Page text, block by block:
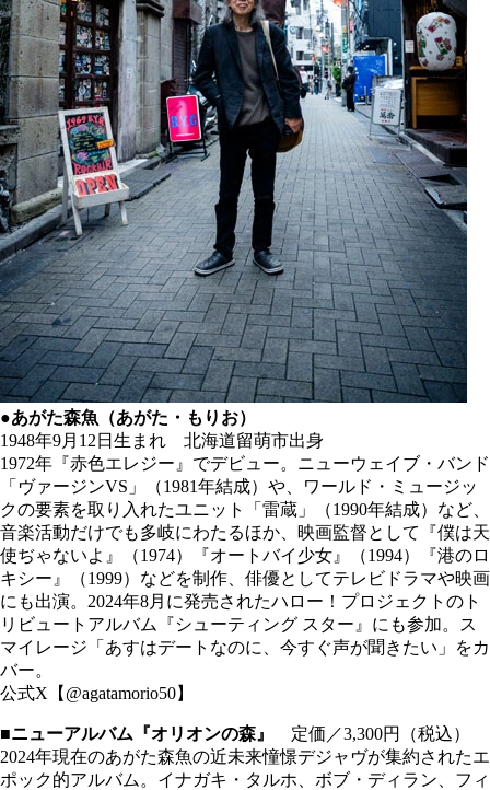
●あがた森魚（あがた・もりお）
1948年9月12日生まれ 北海道留萌市出身
1972年『赤色エレジー』でデビュー。ニューウェイブ・バンド
「ヴァージンVS」（1981年結成）や、ワールド・ミュージッ
クの要素を取り入れたユニット「雷蔵」（1990年結成）など、
音楽活動だけでも多岐にわたるほか、映画監督として『僕は天
使ぢゃないよ』（1974）『オートバイ少女』（1994）『港のロ
キシー』（1999）などを制作、俳優としてテレビドラマや映画
にも出演。2024年8月に発売されたハロー！プロジェクトのト
リビュートアルバム『シューティング スター』にも参加。ス
マイレージ「あすはデートなのに、今すぐ声が聞きたい」をカ
バー。
公式X【@agatamorio50】
■ニューアルバム『オリオンの森』
定価／3,300円（税込）
2024年現在のあがた森魚の近未来憧憬デジャヴが集約されたエ
ポック的アルバム。イナガキ・タルホ、ボブ・ディラン、フィ